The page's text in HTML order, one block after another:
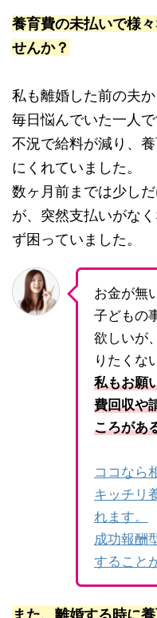
養育費の未払いで様
せんか？
私も離婚した前の夫
毎日悩んでいた一人で
不況で給料が減り、
にくれていました。
数ヶ月前までは少し
が、突然支払いがな
ず困っていました。
お金が無
子どもの
欲しいが
りたくな
私もお願
費回収や
ころがあ
ココなら
キッチリ
れます。
成功報酬
すること